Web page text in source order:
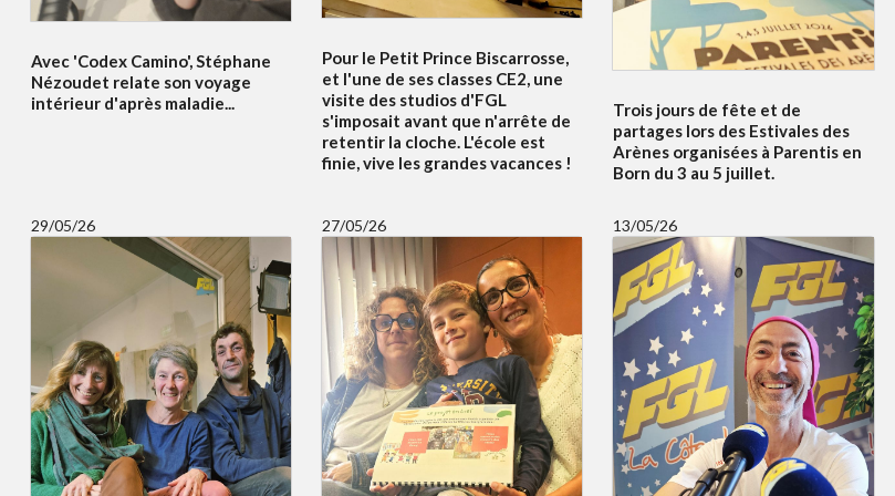
Avec 'Codex Camino', Stéphane
Nézoudet relate son voyage
intérieur d'après maladie...
Pour le Petit Prince Biscarrosse,
et l'une de ses classes CE2, une
visite des studios d'FGL
s'imposait avant que n'arrête de
retentir la cloche. L'école est
finie, vive les grandes vacances !
Trois jours de fête et de
partages lors des Estivales des
Arènes organisées à Parentis en
Born du 3 au 5 juillet.
29/05/26 27/05/26 13/05/26